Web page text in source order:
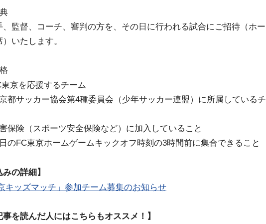
、監督、コーチ、審判の方を、その日に行われる試合にご招待（ホー
いたします。
東京を応援するチーム
京都サッカー協会第4種委員会（少年サッカー連盟）に所属しているチ
害保険（スポーツ安全保険など）に加入していること
日のFC東京ホームゲームキックオフ時刻の3時間前に集合できること
みの詳細】
キッズマッチ」参加チーム募集のお知らせ
事を読んだ人にはこちらもオススメ！】